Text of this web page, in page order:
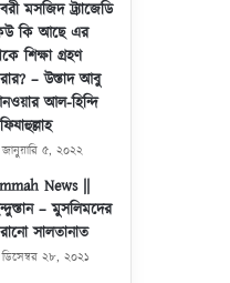
মসজিদ ট্র্যাজেডি
কি আছে এর
শিক্ষা গ্রহণ
– উস্তাদ আবু
আল-হিন্দি
জানুয়ারি ৫, ২০২২
News ||
– মুসলিমদের
সালতানাত
ডিসেম্বর ২৮, ২০২১